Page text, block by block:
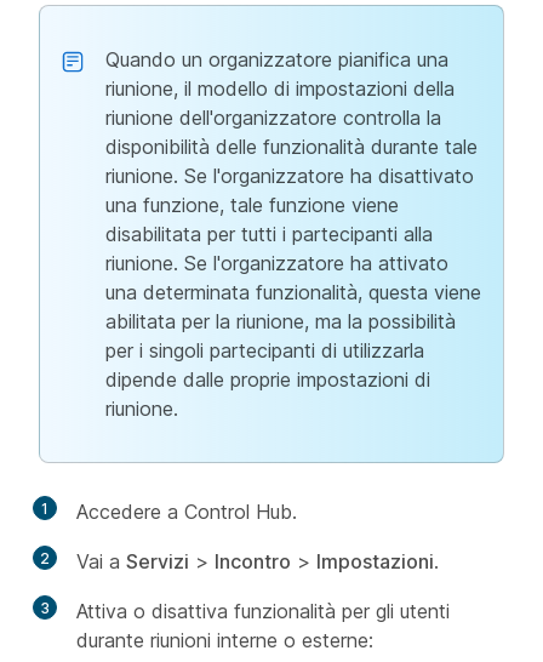
Quando un organizzatore pianifica una
riunione, il modello di impostazioni della
riunione dell'organizzatore controlla la
disponibilità delle funzionalità durante tale
riunione. Se l'organizzatore ha disattivato
una funzione, tale funzione viene
disabilitata per tutti i partecipanti alla
riunione. Se l'organizzatore ha attivato
una determinata funzionalità, questa viene
abilitata per la riunione, ma la possibilità
per i singoli partecipanti di utilizzarla
dipende dalle proprie impostazioni di
riunione.
1 Accedere a Control Hub.
2 Vai a Servizi > Incontro > Impostazioni.
3
Attiva o disattiva funzionalità per gli utenti
durante riunioni interne o esterne: